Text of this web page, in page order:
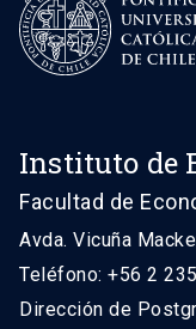
Instituto de
Facultad de
Avda. Vicuña
Teléfono: +56 2
Dirección de